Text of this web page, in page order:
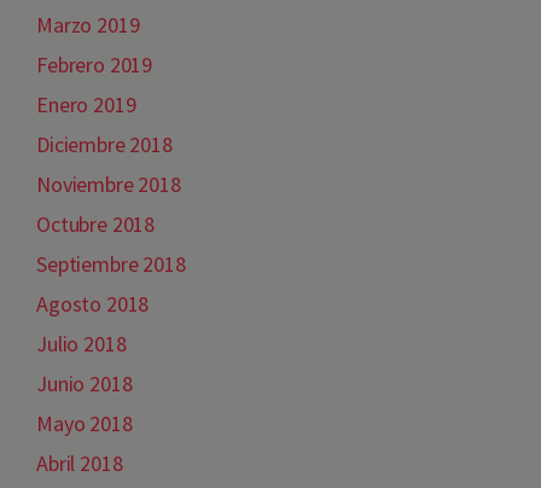
Marzo 2019
Febrero 2019
Enero 2019
Diciembre 2018
Noviembre 2018
Octubre 2018
Septiembre 2018
Agosto 2018
Julio 2018
Junio 2018
Mayo 2018
Abril 2018